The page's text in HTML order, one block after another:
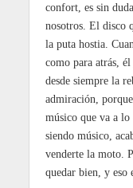
confort, es sin
nosotros. El disco
la puta hostia.
como para atrás,
desde siempre la
admiración,
músico que va a lo
siendo músico,
venderte la moto.
quedar bien, y eso